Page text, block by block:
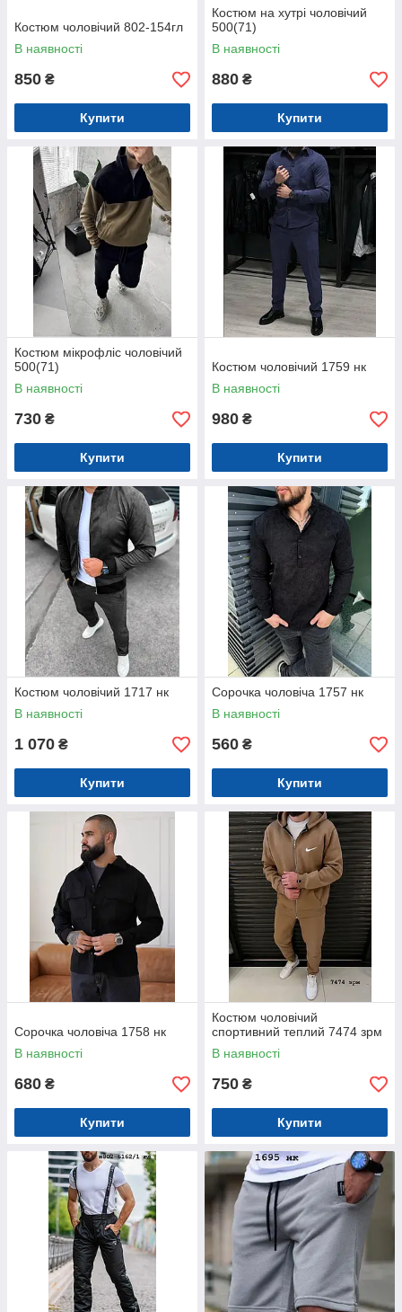
Костюм чоловічий 802-154гл
В наявності
850 ₴
Купити
Костюм на хутрі чоловічий
500(71)
В наявності
880 ₴
Купити
Костюм мікрофліс чоловічий
500(71)
В наявності
730 ₴
Купити
Костюм чоловічий 1759 нк
В наявності
980 ₴
Купити
Костюм чоловічий 1717 нк
В наявності
1 070 ₴
Купити
Сорочка чоловіча 1757 нк
В наявності
560 ₴
Купити
Сорочка чоловіча 1758 нк
В наявності
680 ₴
Купити
Костюм чоловічий
спортивний теплий 7474 зрм
В наявності
750 ₴
Купити